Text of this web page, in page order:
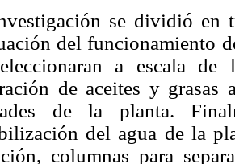
se dividió en
del funcionamiento
a escala
de aceites y
de la planta.
del agua de la
columnas para